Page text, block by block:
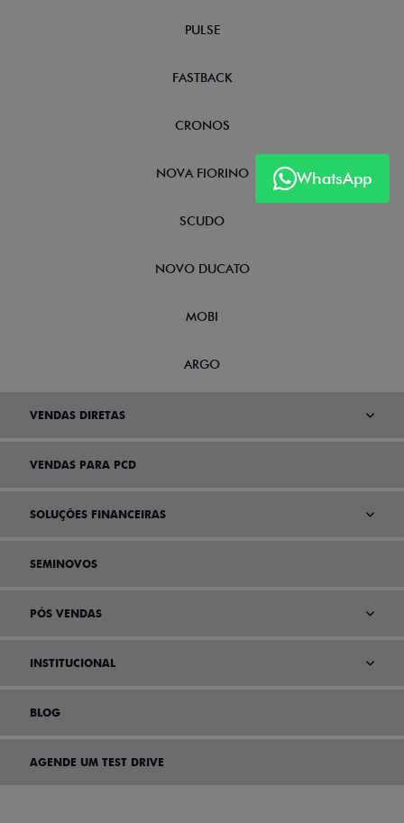
WhatsApp
PULSE
FASTBACK
CRONOS
NOVA FIORINO
SCUDO
NOVO DUCATO
MOBI
ARGO
VENDAS DIRETAS
VENDAS PARA PCD
SOLUÇÕES FINANCEIRAS
SEMINOVOS
PÓS VENDAS
INSTITUCIONAL
BLOG
AGENDE UM TEST DRIVE